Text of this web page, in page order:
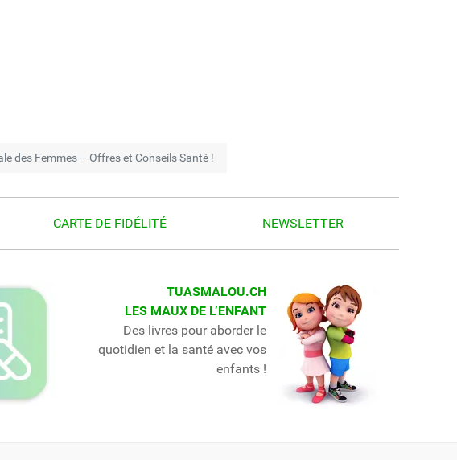
des Femmes – Offres et Conseils Santé !
CARTE DE FIDÉLITÉ NEWSLETTER
TUASMALOU.CH
LES MAUX DE L’ENFANT
Des livres pour aborder le
quotidien et la santé avec vos
enfants !